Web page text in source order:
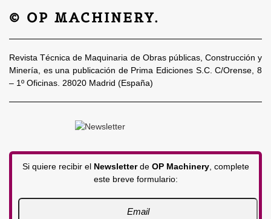
© OP MACHINERY.
Revista Técnica de Maquinaria de Obras públicas, Construcción y
Minería, es una publicación de Prima Ediciones S.C. C/Orense, 8
– 1º Oficinas. 28020 Madrid (España)
Si quiere recibir el Newsletterde OP Machinery, complete
este breve formulario: